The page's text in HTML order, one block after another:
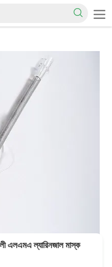
এলএমএ ল্যারিনজাল মাস্ক